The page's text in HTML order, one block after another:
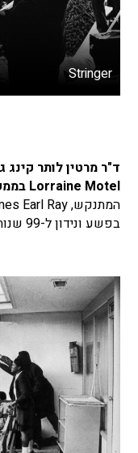
Stringer
ד"ר מרטין לותר קינג
Lorraine Motel בממפיס, ב-4 באפריל 1968.
בפשע ונידון ל-99 שנות מאסר. צילום Joseph Louw.